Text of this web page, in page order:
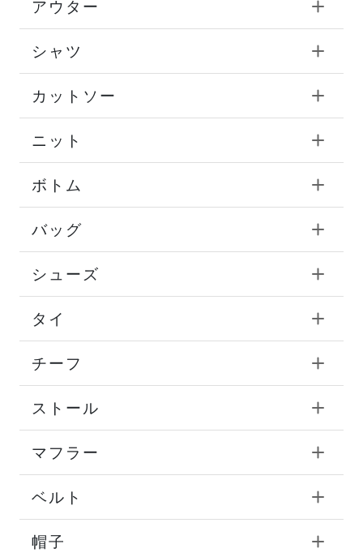
アウター
シャツ
カットソー
ニット
ボトム
バッグ
シューズ
タイ
チーフ
ストール
マフラー
ベルト
帽子